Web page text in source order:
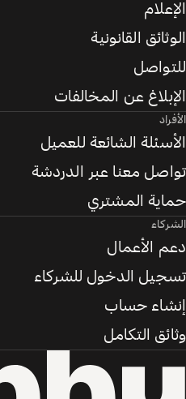
الإعلام
الوثائق القانونية
للتواصل
الإبلاغ عن المخالفات
الأفراد
الأسئلة الشائعة للعميل
تواصل معنا عبر الدردشة
حماية المشتري
الشركاء
دعم الأعمال
تسجيل الدخول للشركاء
إنشاء حساب
وثائق التكامل